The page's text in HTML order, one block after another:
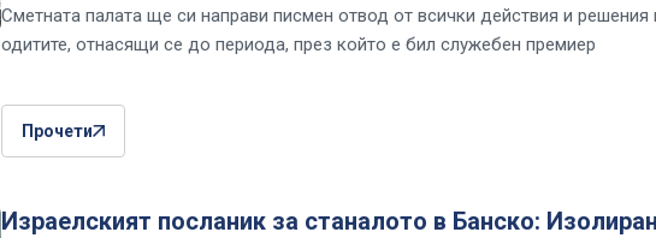
Сметната палата ще си направи писмен отвод от всички действия и решения
одитите, отнасящи се до периода, през който е бил служебен премиер
Прочети
Израелският посланик за станалото в Банско: Изолиран